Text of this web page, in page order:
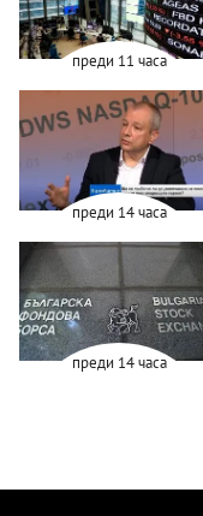
преди 11 часа
преди 14 часа
преди 14 часа